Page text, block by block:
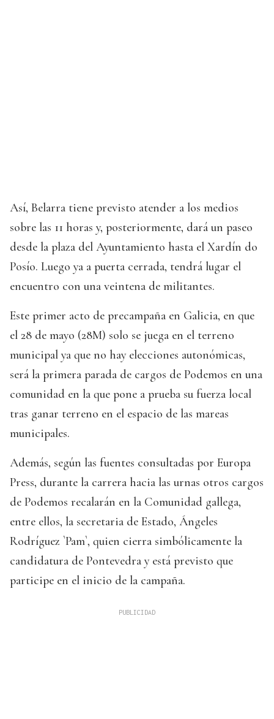
Así, Belarra tiene previsto atender a los medios
sobre las 11 horas y, posteriormente, dará un paseo
desde la plaza del Ayuntamiento hasta el Xardín do
Posío. Luego ya a puerta cerrada, tendrá lugar el
encuentro con una veintena de militantes.
Este primer acto de precampaña en Galicia, en que
el 28 de mayo (28M) solo se juega en el terreno
municipal ya que no hay elecciones autonómicas,
será la primera parada de cargos de Podemos en una
comunidad en la que pone a prueba su fuerza local
tras ganar terreno en el espacio de las mareas
municipales.
Además, según las fuentes consultadas por Europa
Press, durante la carrera hacia las urnas otros cargos
de Podemos recalarán en la Comunidad gallega,
entre ellos, la secretaria de Estado, Ángeles
Rodríguez `Pam`, quien cierra simbólicamente la
candidatura de Pontevedra y está previsto que
participe en el inicio de la campaña.